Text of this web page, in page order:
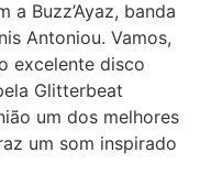
a Buzz’Ayaz, banda
Antoniou. Vamos,
excelente disco
Glitterbeat
um dos melhores
um som inspirado